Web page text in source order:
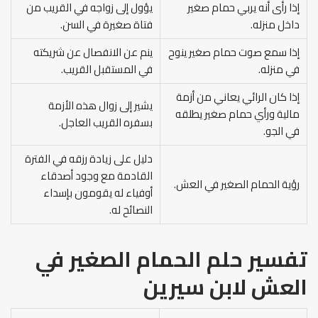
إذا رأى أنه يربي حمام صغير
داخل منزله.
يؤول إلى زواجه في القريب من
فتاة صغيرة في السن.
إذا سمع صوت حمام صغير ينوح
في منزله.
ينم عن الانفصال عن شريكته
في المستقبل القريب.
إذا كان الرائي يعاني من أزمة
مالية ورأي حمام صغير يطلقه
في الجو.
يشير إلى زوال هذه الأزمة
بسفره القريب العاجل.
رؤية الحمام الصغير في العش.
دليل على زيادة رزقه في الفترة
القادمة مع وجود أصدقاء
أوفياء له يقومون بإسداء
النصائح له.
تفسير حلم الحمام الصغير في
العش لابن سيرين